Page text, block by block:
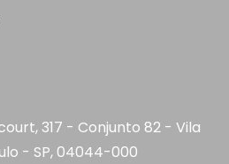
317 - Conjunto 82 - Vila
- SP, 04044-000